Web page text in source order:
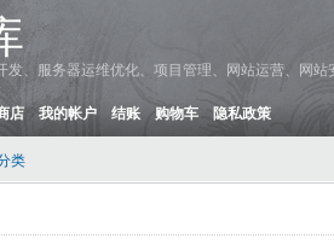
发、服务器运维优化、项目管理、网站运营、网
店 我的帐户 结账 购物车 隐私政策
类